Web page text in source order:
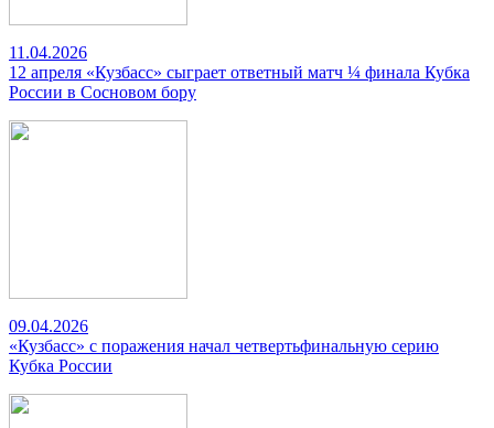
11.04.2026
12 апреля «Кузбасс» сыграет ответный матч ¼ финала Кубка
России в Сосновом бору
09.04.2026
«Кузбасс» с поражения начал четвертьфинальную серию
Кубка России